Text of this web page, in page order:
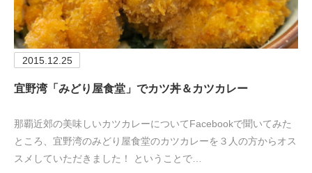
2015.12.25
宜野湾「みどり屋食堂」でカツ丼＆カツカレー
那覇近郊の美味しいカツカレーについてFacebookで聞いてみた
ところ、宜野湾のみどり屋食堂のカツカレーを３人の方からオス
スメしていただきました！ ということで…